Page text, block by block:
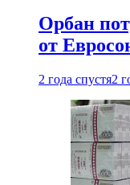
Орбан
от
2 года спустя2